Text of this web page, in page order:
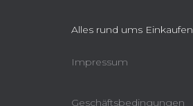
Alles rund ums Einkaufen
Impressum
Geschäftsbedingungen